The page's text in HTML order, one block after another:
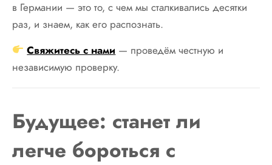
в Германии — это то, с чем мы сталкивались десятки
раз, и знаем, как его распознать.
Свяжитесь с нами — проведём честную и
независимую проверку.
Будущее: станет ли
легче бороться с